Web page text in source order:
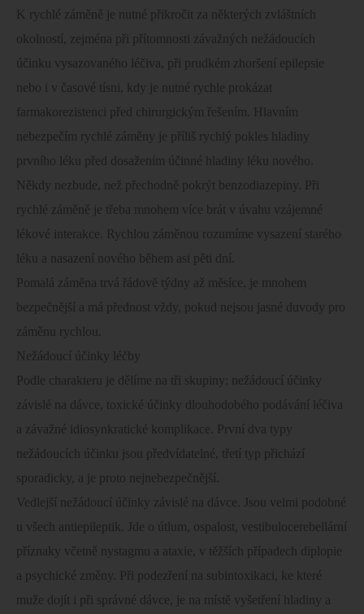
K rychlé záměně je nutné přikročit za některých zvláštních
okolností, zejména při přítomnosti závažných nežádoucích
účinku vysazovaného léčiva, při prudkém zhoršení epilepsie
nebo i v časové tísni, kdy je nutné rychle prokázat
farmakorezistenci před chirurgickým řešením. Hlavním
nebezpečím rychlé záměny je příliš rychlý pokles hladiny
prvního léku před dosažením účinné hladiny léku nového.
Někdy nezbude, než přechodně pokrýt benzodiazepiny. Při
rychlé záměně je třeba mnohem více brát v úvahu vzájemné
lékové interakce. Rychlou záměnou rozumíme vysazení starého
léku a nasazení nového během asi pěti dní.
Pomalá záměna trvá řádově týdny až měsíce, je mnohem
bezpečnější a má přednost vždy, pokud nejsou jasné duvody pro
záměnu rychlou.
Nežádoucí účinky léčby
Podle charakteru je dělíme na tři skupiny: nežádoucí účinky
závislé na dávce, toxické účinky dlouhodobého podávání léčiva
a závažné idiosynkratické komplikace. První dva typy
nežádoucích účinku jsou předvídatelné, třetí typ přichází
sporadicky, a je proto nejnebezpečnější.
Vedlejší nežádoucí účinky závislé na dávce. Jsou velmi podobné
u všech antiepileptik. Jde o útlum, ospalost, vestibulocerebellární
příznaky včetně nystagmu a ataxie, v těžších případech diplopie
a psychické změny. Při podezření na subintoxikaci, ke které
muže dojít i při správné dávce, je na místě vyšetření hladiny a